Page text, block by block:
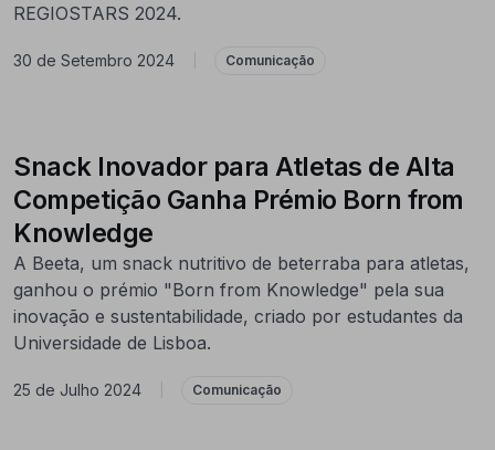
REGIOSTARS 2024.
30 de Setembro 2024 Comunicação
Snack Inovador para Atletas de Alta
Competição Ganha Prémio Born from
Knowledge
A Beeta, um snack nutritivo de beterraba para atletas,
ganhou o prémio "Born from Knowledge" pela sua
inovação e sustentabilidade, criado por estudantes da
Universidade de Lisboa.
25 de Julho 2024 Comunicação